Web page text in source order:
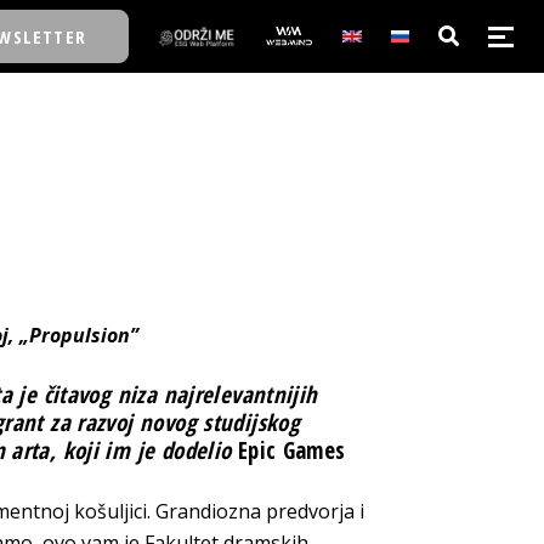
„Propulsion”
je čitavog niza najrelevantnijih
za razvoj novog studijskog
arta, koji im je dodelioEpic Games
košuljici. Grandiozna predvorja i